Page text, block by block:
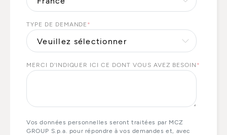
TYPE DE DEMANDE *
MERCI D'INDIQUER ICI CE DONT VOUS AVEZ BESOIN *
Vos données personnelles seront traitées par MCZ
GROUP S.p.a. pour répondre à vos demandes et, avec